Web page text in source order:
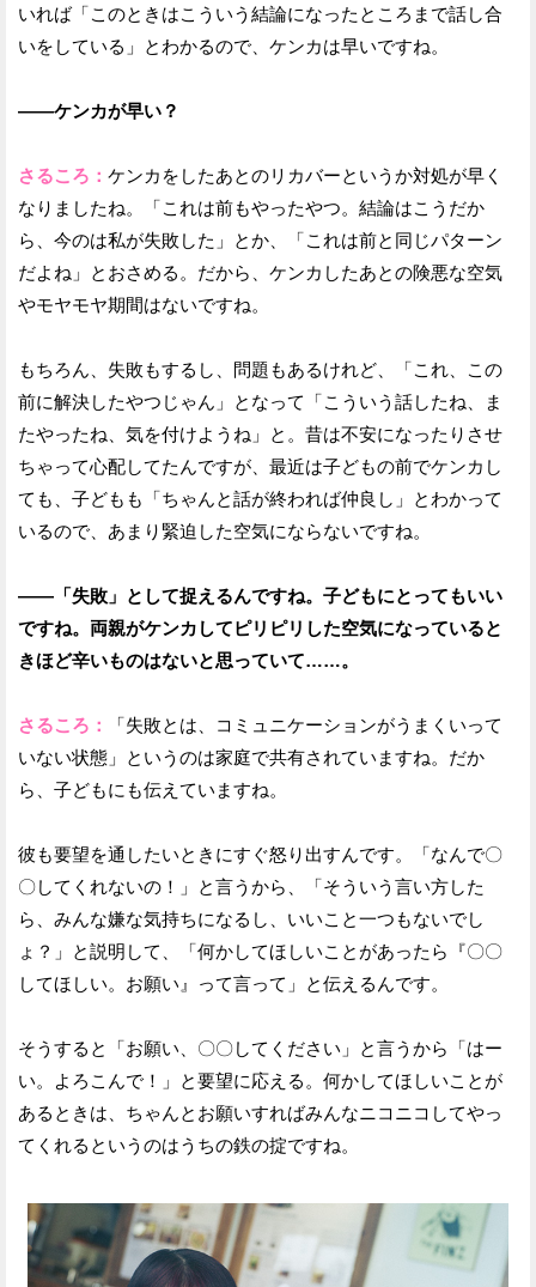
いれば「このときはこういう結論になったところまで話し合
いをしている」とわかるので、ケンカは早いですね。
——ケンカが早い？
さるころ： ケンカをしたあとのリカバーというか対処が早く
なりましたね。「これは前もやったやつ。結論はこうだか
ら、今のは私が失敗した」とか、「これは前と同じパターン
だよね」とおさめる。だから、ケンカしたあとの険悪な空気
やモヤモヤ期間はないですね。
もちろん、失敗もするし、問題もあるけれど、「これ、この
前に解決したやつじゃん」となって「こういう話したね、ま
たやったね、気を付けようね」と。昔は不安になったりさせ
ちゃって心配してたんですが、最近は子どもの前でケンカし
ても、子どもも「ちゃんと話が終われば仲良し」とわかって
いるので、あまり緊迫した空気にならないですね。
——「失敗」として捉えるんですね。子どもにとってもいい
ですね。両親がケンカしてピリピリした空気になっていると
きほど辛いものはないと思っていて……。
さるころ：
「失敗とは、コミュニケーションがうまくいって
いない状態」というのは家庭で共有されていますね。だか
ら、子どもにも伝えていますね。
彼も要望を通したいときにすぐ怒り出すんです。「なんで〇
〇してくれないの！」と言うから、「そういう言い方した
ら、みんな嫌な気持ちになるし、いいこと一つもないでし
ょ？」と説明して、「何かしてほしいことがあったら『〇〇
してほしい。お願い』って言って」と伝えるんです。
そうすると「お願い、〇〇してください」と言うから「はー
い。よろこんで！」と要望に応える。何かしてほしいことが
あるときは、ちゃんとお願いすればみんなニコニコしてやっ
てくれるというのはうちの鉄の掟ですね。